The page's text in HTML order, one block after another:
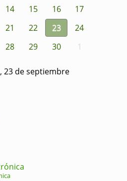
14 15 16
17
21 22 23
24
28 29 30 1
23 de septiembre